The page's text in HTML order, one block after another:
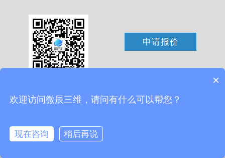
申请报价
2021002380号-1
京公网安备 11010802040372号
×
欢迎访问微辰三维，请问有什么可以帮您？
现在咨询 稍后再说